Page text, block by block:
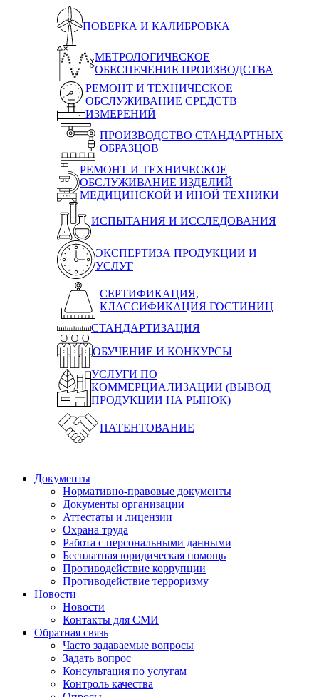
ПОВЕРКА И КАЛИБРОВКА
МЕТРОЛОГИЧЕСКОЕ
ОБЕСПЕЧЕНИЕ ПРОИЗВОДСТВА
РЕМОНТ И ТЕХНИЧЕСКОЕ
ОБСЛУЖИВАНИЕ СРЕДСТВ
ИЗМЕРЕНИЙ
ПРОИЗВОДСТВО СТАНДАРТНЫХ
ОБРАЗЦОВ
РЕМОНТ И ТЕХНИЧЕСКОЕ
ОБСЛУЖИВАНИЕ ИЗДЕЛИЙ
МЕДИЦИНСКОЙ И ИНОЙ ТЕХНИКИ
ИСПЫТАНИЯ И ИССЛЕДОВАНИЯ
ЭКСПЕРТИЗА ПРОДУКЦИИ И
УСЛУГ
СЕРТИФИКАЦИЯ,
КЛАССИФИКАЦИЯ ГОСТИНИЦ
СТАНДАРТИЗАЦИЯ
ОБУЧЕНИЕ И КОНКУРСЫ
УСЛУГИ ПО
КОММЕРЦИАЛИЗАЦИИ (ВЫВОД
ПРОДУКЦИИ НА РЫНОК)
ПАТЕНТОВАНИЕ
Документы
Нормативно-правовые документы
Документы организации
Аттестаты и лицензии
Охрана труда
Работа с персональными данными
Бесплатная юридическая помощь
Противодействие коррупции
Противодействие терроризму
Новости
Новости
Контакты для СМИ
Обратная связь
Часто задаваемые вопросы
Задать вопрос
Консультация по услугам
Контроль качества